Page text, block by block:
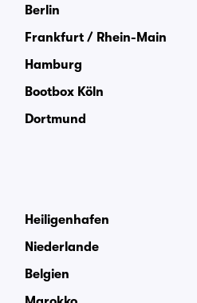
Berlin
Frankfurt / Rhein-Main
Hamburg
Bootbox Köln
Dortmund
Heiligenhafen
Niederlande
Belgien